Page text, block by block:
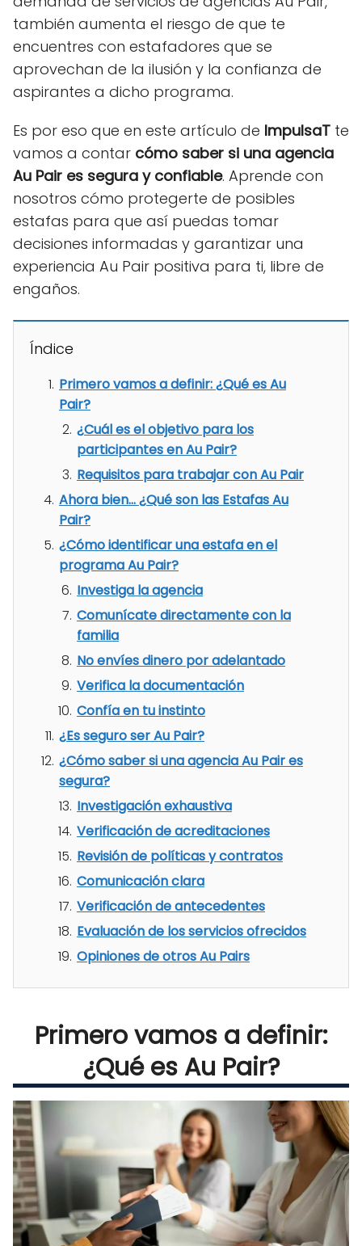
también aumenta el riesgo de que te
encuentres con estafadores que se
aprovechan de la ilusión y la confianza de
aspirantes a dicho programa.
Es por eso que en este artículo de ImpulsaT te
vamos a contar cómo saber si una agencia
Au Pair es segura y confiable. Aprende con
nosotros cómo protegerte de posibles
estafas para que así puedas tomar
decisiones informadas y garantizar una
experiencia Au Pair positiva para ti, libre de
engaños.
Índice
Primero vamos a definir: ¿Qué es Au
Pair?
¿Cuál es el objetivo para los
participantes en Au Pair?
Requisitos para trabajar con Au Pair
Ahora bien… ¿Qué son las Estafas Au
Pair?
¿Cómo identificar una estafa en el
programa Au Pair?
Investiga la agencia
Comunícate directamente con la
familia
No envíes dinero por adelantado
Verifica la documentación
Confía en tu instinto
¿Es seguro ser Au Pair?
¿Cómo saber si una agencia Au Pair es
segura?
Investigación exhaustiva
Verificación de acreditaciones
Revisión de políticas y contratos
Comunicación clara
Verificación de antecedentes
Evaluación de los servicios ofrecidos
Opiniones de otros Au Pairs
Primero vamos a definir:
¿Qué es Au Pair?